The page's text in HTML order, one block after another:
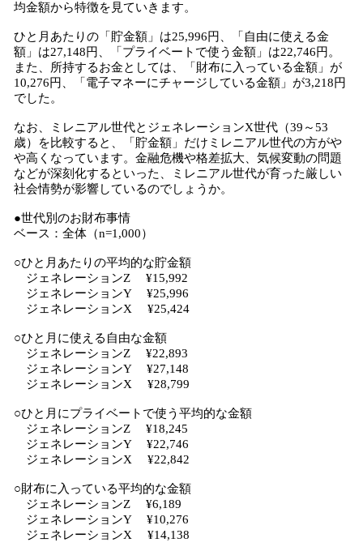
均金額から特徴を見ていきます。
ひと月あたりの「貯金額」は25,996円、「自由に使える金
額」は27,148円、「プライベートで使う金額」は22,746円。
また、所持するお金としては、「財布に入っている金額」が
10,276円、「電子マネーにチャージしている金額」が3,218円
でした。
なお、ミレニアル世代とジェネレーションX世代（39～53
歳）を比較すると、「貯金額」だけミレニアル世代の方がや
や高くなっています。金融危機や格差拡大、気候変動の問題
などが深刻化するといった、ミレニアル世代が育った厳しい
社会情勢が影響しているのでしょうか。
●世代別のお財布事情
ベース：全体（n=1,000）
○ひと月あたりの平均的な貯金額
ジェネレーションZ ¥15,992
ジェネレーションY ¥25,996
ジェネレーションX ¥25,424
○ひと月に使える自由な金額
ジェネレーションZ ¥22,893
ジェネレーションY ¥27,148
ジェネレーションX ¥28,799
○ひと月にプライベートで使う平均的な金額
ジェネレーションZ ¥18,245
ジェネレーションY ¥22,746
ジェネレーションX ¥22,842
○財布に入っている平均的な金額
ジェネレーションZ ¥6,189
ジェネレーションY ¥10,276
ジェネレーションX ¥14,138